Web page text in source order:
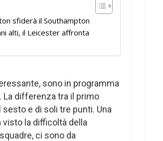
sfiderà il Southampton
alti, il Leicester affronta
sono in programma
La differenza tra il primo
sesto e di soli tre punti. Una
la difficoltà della
ci sono da